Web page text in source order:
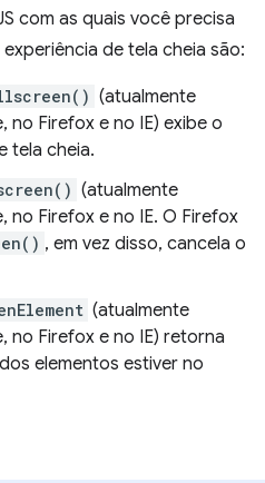
com as quais você precisa
de tela cheia são:
(atualmente
no Firefox e no IE) exibe o
tela cheia.
(atualmente
no Firefox e no IE. O Firefox
, em vez disso, cancela o
(atualmente
no Firefox e no IE) retorna
elementos estiver no